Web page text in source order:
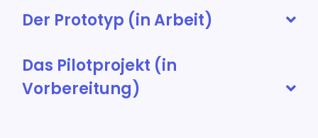
Der Prototyp (in Arbeit)
Das Pilotprojekt (in
Vorbereitung)